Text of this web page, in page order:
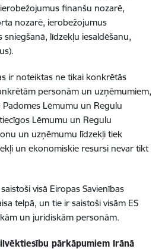
finanšu nozarē,
nozarē, ierobežojumus
sniegšanā, līdzekļu iesaldēšanu,
ir noteiktas ne tikai konkrētās
personām un uzņēmumiem,
Lēmumu un Regulu
Lēmumu un Regulu
un uzņēmumu līdzekļi tiek
un ekonomiskie resursi nevar tikt
visā Eiropas Savienības
telpā, un tie ir saistoši visām ES
un juridiskām personām.
pārkāpumiem Irānā